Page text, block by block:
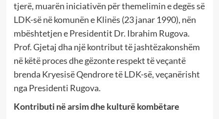
tjerë, muarën iniciativën për themelimin e degës së
LDK-së në komunën e Klinës (23 janar 1990), nën
mbështetjen e Presidentit Dr. Ibrahim Rugova.
Prof. Gjetaj dha një kontribut të jashtëzakonshëm
në këtë proces dhe gëzonte respekt të veçantë
brenda Kryesisë Qendrore të LDK-së, veçanërisht
nga Presidenti Rugova.
Kontributi në arsim dhe kulturë kombëtare